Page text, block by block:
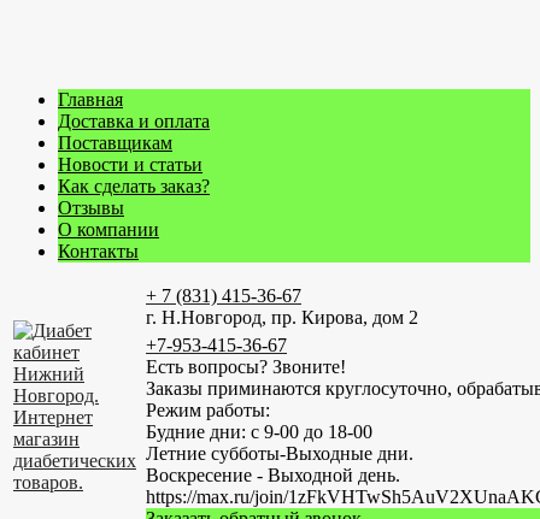
Главная
Доставка и оплата
Поставщикам
Новости и статьи
Как сделать заказ?
Отзывы
О компании
Контакты
+ 7 (831) 415-36-67
г. Н.Новгород, пр. Кирова, дом 2
+7-953-415-36-67
Есть вопросы? Звоните!
Заказы приминаются круглосуточно,
Режим работы:
Будние дни: с 9-00 до 18-00
Летние субботы-Выходные дни.
Воскресение - Выходной день.
https://max.ru/join/